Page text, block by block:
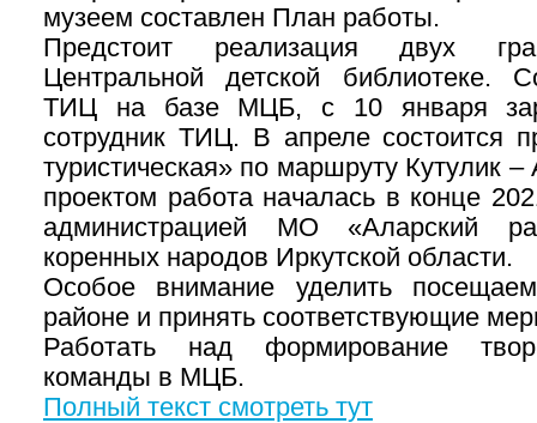
музеем составлен План работы.
Предстоит реализация двух
Центральной детской библиотеке.
ТИЦ на базе МЦБ, с 10 января
сотрудник ТИЦ. В апреле состоится
туристическая» по маршруту Кутулик
проектом работа началась в конце
администрацией МО «Аларский
коренных народов Иркутской области.
Особое внимание уделить
районе и принять соответствующие
Работать над формирование
команды в МЦБ.
Полный текст смотреть тут